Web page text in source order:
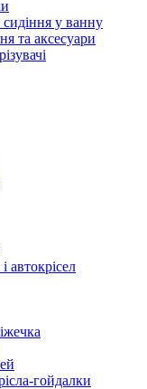
у ванну
та аксесуари
автокрісел
гойдалки